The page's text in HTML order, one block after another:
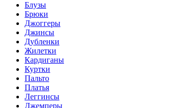
Блузы
Брюки
Джоггеры
Джинсы
Дубленки
Жилетки
Кардиганы
Куртки
Пальто
Платья
Леггинсы
Джемперы